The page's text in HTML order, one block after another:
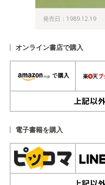
発売日：1989.12.19
オンライン書店で購入
電子書籍を購入